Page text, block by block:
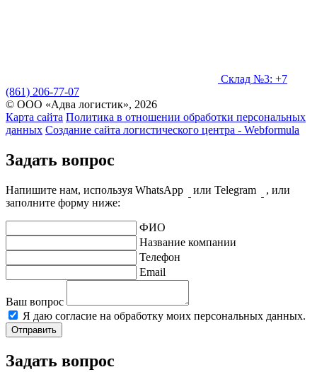
Склад №3: +7
(861) 206-77-07
© ООО «Адва логистик», 2026
Карта сайта Политика в отношении обработки персональных
данных Создание сайта логистического центра - Webformula
Задать вопрос
Напишите нам, используя WhatsApp или Telegram
, или
заполните форму ниже:
ФИО
Название компании
Телефон
Email
Ваш вопрос
Я даю согласие на обработку моих персональных данных.
Отправить
Задать вопрос